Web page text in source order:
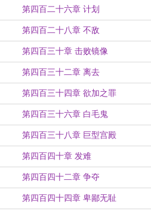
第四百二十六章 计划
第四百二十八章 不敌
第四百三十章 击败镜像
第四百三十二章 离去
第四百三十四章 欲加之罪
第四百三十六章 白毛鬼
第四百三十八章 巨型宫殿
第四百四十章 发难
第四百四十二章 争夺
第四百四十四章 卑鄙无耻